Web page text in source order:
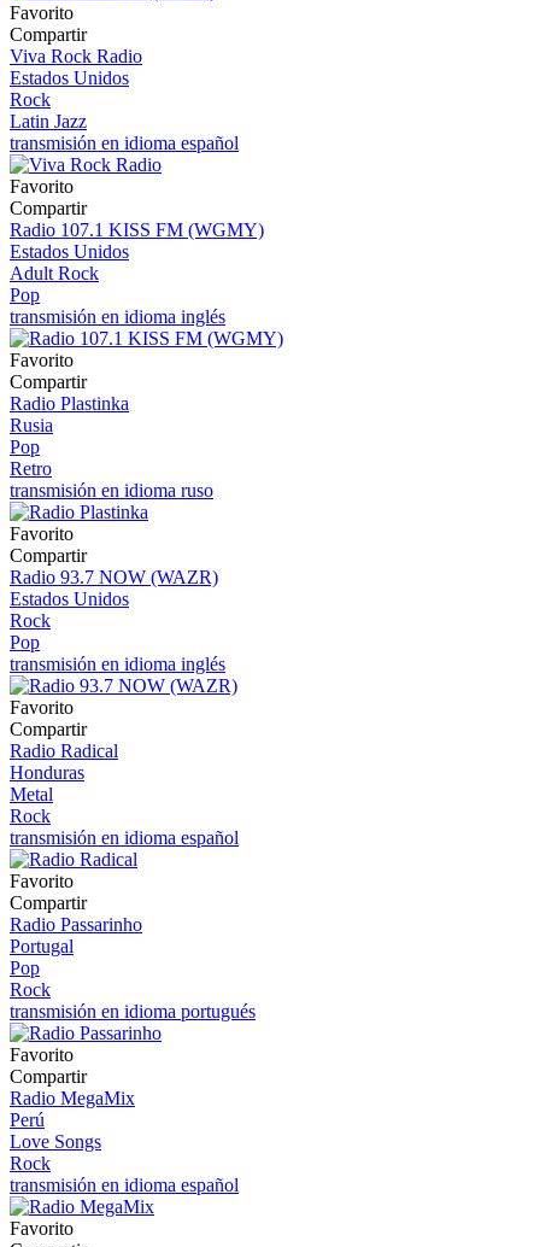
Favorito
Compartir
Viva Rock Radio
Estados Unidos
Rock
Latin Jazz
transmisión en idioma español
Favorito
Compartir
Radio 107.1 KISS FM (WGMY)
Estados Unidos
Adult Rock
Pop
transmisión en idioma inglés
Favorito
Compartir
Radio Plastinka
Rusia
Pop
Retro
transmisión en idioma ruso
Favorito
Compartir
Radio 93.7 NOW (WAZR)
Estados Unidos
Rock
Pop
transmisión en idioma inglés
Favorito
Compartir
Radio Radical
Honduras
Metal
Rock
transmisión en idioma español
Favorito
Compartir
Radio Passarinho
Portugal
Pop
Rock
transmisión en idioma portugués
Favorito
Compartir
Radio MegaMix
Perú
Love Songs
Rock
transmisión en idioma español
Favorito